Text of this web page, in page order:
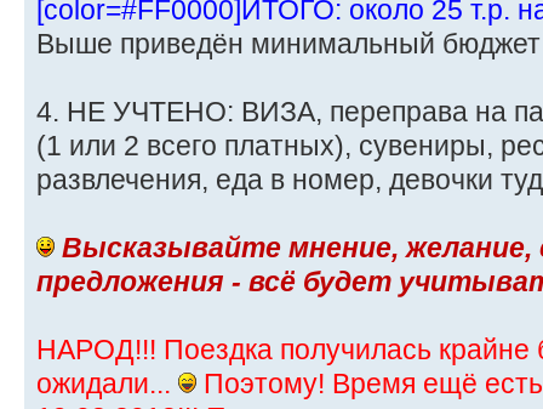
[color=#FF0000]ИТОГО: около 25 т.р.
Выше приведён минимальный
4. НЕ УЧТЕНО: ВИЗА, переправа на
(1 или 2 всего платных), сувениры,
развлечения, еда в номер, девочки
Высказывайте мнение, желание,
предложения - всё будет
НАРОД!!! Поездка получилась
ожидали...
Поэтому! Время ещё